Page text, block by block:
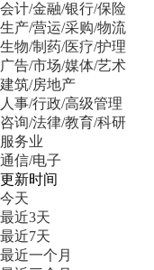
会计/金融/银行/保险
生产/营运/采购/物流
生物/制药/医疗/护理
广告/市场/媒体/艺术
建筑/房地产
人事/行政/高级管理
咨询/法律/教育/科研
服务业
通信/电子
更新时间
今天
最近3天
最近7天
最近一个月